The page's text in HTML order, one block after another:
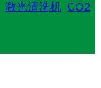
激光清洗机 CO2